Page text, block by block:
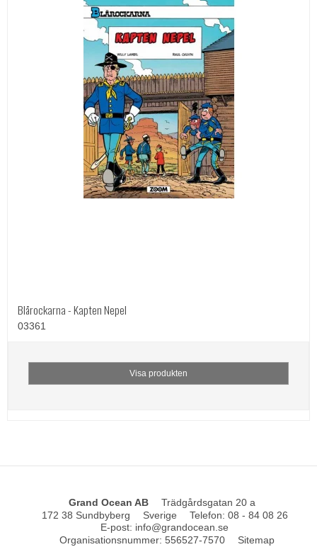
Blårockarna - Kapten Nepel
03361
Visa produkten
Grand Ocean AB
Trädgårdsgatan 20 a
172 38 Sundbyberg
Sverige Telefon: 08 - 84 08 26
E-post: info@grandocean.se
Organisationsnummer: 556527-7570 Sitemap